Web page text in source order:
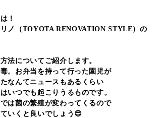
！
ノ（TOYOTA RENOVATION STYLE）の
法についてご紹介します。
。お弁当を持って行った園児が
なんてニュースもあるくらい
いつでも起こりうるものです。
は菌の繁殖が変わってくるので
いくと良いでしょう😊